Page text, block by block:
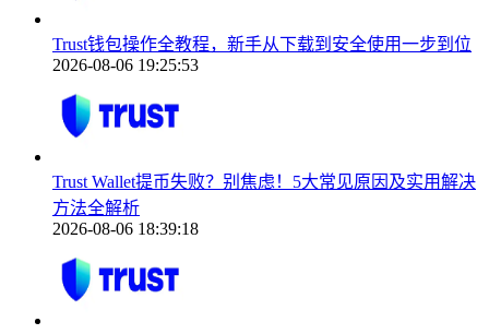
Trust钱包操作全教程，新手从下载到安全使用一步到位
2026-08-06 19:25:53
Trust Wallet提币失败？别焦虑！5大常见原因及实用解决
方法全解析
2026-08-06 18:39:18